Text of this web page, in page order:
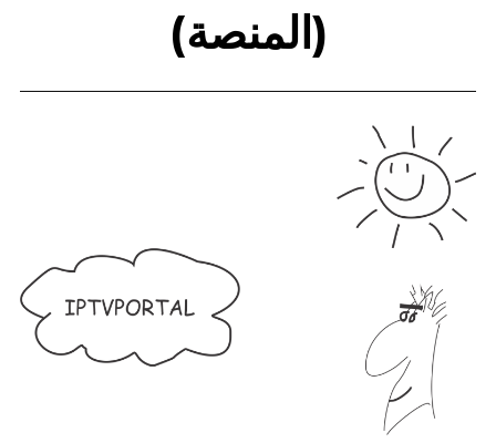
(المنصة)